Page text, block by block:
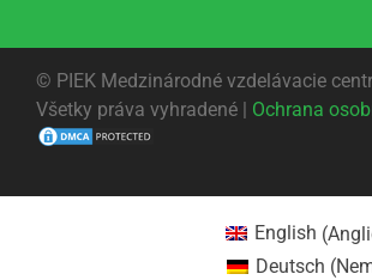
© PIEK Medzinárodné vzdelávacie
Všetky práva vyhradené | Ochrana
English (
Deutsch (